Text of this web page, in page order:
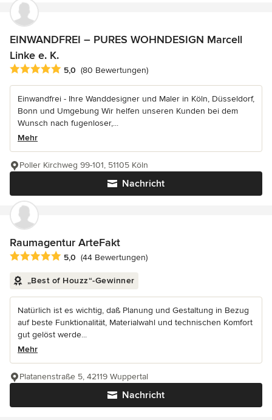
EINWANDFREI – PURES WOHNDESIGN Marcell
Linke e. K.
Durchschnittliche Bewertung: 5 von 5 Sternen
5,0 (80 Bewertungen)
Einwandfrei - Ihre Wanddesigner und Maler in Köln, Düsseldorf,
Bonn und Umgebung Wir helfen unseren Kunden bei dem
Wunsch nach fugenloser,...
Mehr
Nachricht
Poller Kirchweg 99-101, 51105 Köln
Raumagentur ArteFakt
Durchschnittliche Bewertung: 5 von 5 Sternen
5,0 (44 Bewertungen)
„Best of Houzz“-Gewinner
Natürlich ist es wichtig, daß Planung und Gestaltung in Bezug
auf beste Funktionalität, Materialwahl und technischen Komfort
gut gelöst werde...
Mehr
Nachricht
Platanenstraße 5, 42119 Wuppertal